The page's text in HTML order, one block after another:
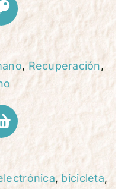
, Recuperación,
, bicicleta,